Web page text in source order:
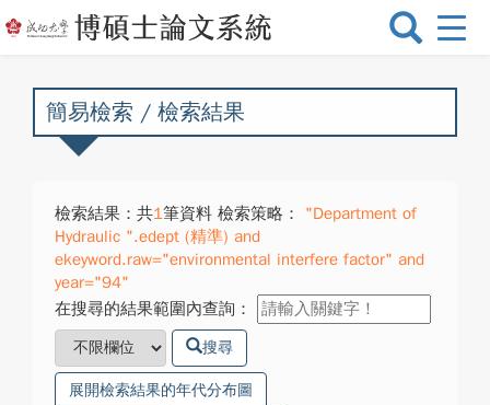
選
換
簡易檢索 / 檢索結果
檢索結果：共1筆資料 檢索策略：
"Department of
Hydraulic ".edept (精準) and
ekeyword.raw="environmental interfere factor" and
year="94"
在搜尋的結果範圍內查詢：
搜尋
展開檢索結果的年代分布圖